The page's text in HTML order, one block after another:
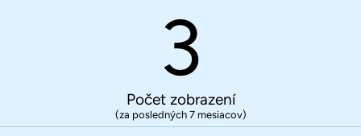
3
Počet zobrazení
(za posledných 7 mesiacov)